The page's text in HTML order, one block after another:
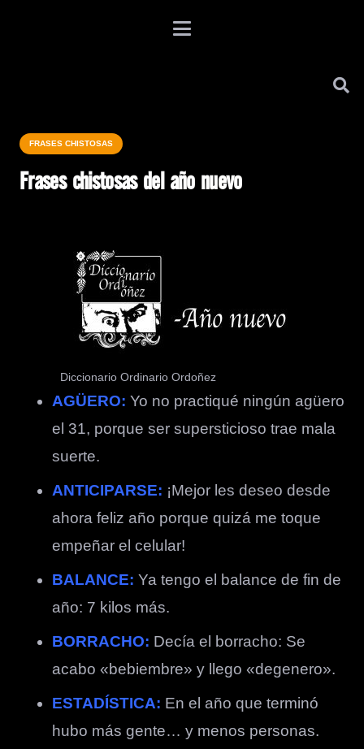
FRASES CHISTOSAS
Frases chistosas del año nuevo
Diccionario Ordinario Ordoñez
AGÜERO: Yo no practiqué ningún agüero
el 31, porque ser supersticioso trae mala
suerte.
ANTICIPARSE: ¡Mejor les deseo desde
ahora feliz año porque quizá me toque
empeñar el celular!
BALANCE: Ya tengo el balance de fin de
año: 7 kilos más.
BORRACHO: Decía el borracho: Se
acabo «bebiembre» y llego «degenero».
ESTADÍSTICA: En el año que terminó
hubo más gente… y menos personas.